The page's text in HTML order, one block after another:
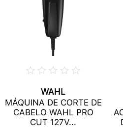
WAHL
MÁQUINA DE CORTE DE
CABELO WAHL PRO
CUT 127V...